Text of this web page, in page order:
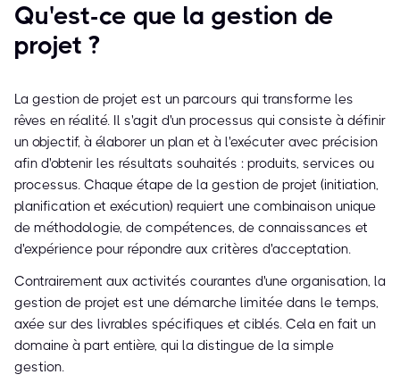
Qu'est-ce que la gestion de
projet ?
La gestion de projet est un parcours qui transforme les
rêves en réalité. Il s'agit d'un processus qui consiste à définir
un objectif, à élaborer un plan et à l'exécuter avec précision
afin d'obtenir les résultats souhaités : produits, services ou
processus. Chaque étape de la gestion de projet (initiation,
planification et exécution) requiert une combinaison unique
de méthodologie, de compétences, de connaissances et
d'expérience pour répondre aux critères d'acceptation.
Contrairement aux activités courantes d'une organisation, la
gestion de projet est une démarche limitée dans le temps,
axée sur des livrables spécifiques et ciblés. Cela en fait un
domaine à part entière, qui la distingue de la simple
gestion.